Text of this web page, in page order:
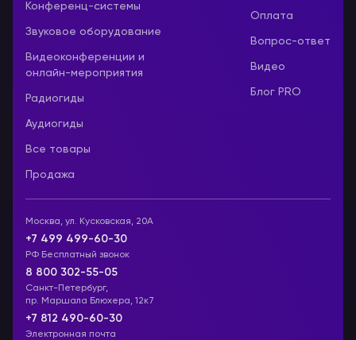
Конференц-системы
Звуковое оборудование
Видеоконференции и
онлайн-мероприятия
Радиогиды
Аудиогиды
Все товары
Продажа
Оплата
Вопрос-ответ
Видео
Блог PRO
Москва, ул. Кусковская, 20А
+7 499 499-60-30
РФ Бесплатный звонок
8 800 302-55-05
Санкт-Петербург,
пр. Маршала Блюхера, 12к7
+7 812 490-60-30
Электронная почта